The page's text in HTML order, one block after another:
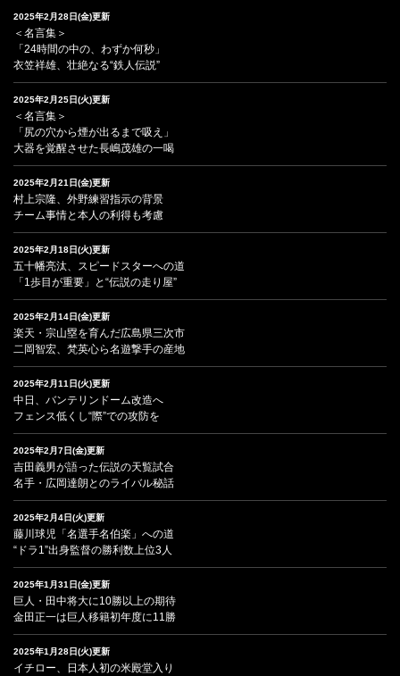
2025年2月28日(金)更新
＜名言集＞
「24時間の中の、わずか何秒」
衣笠祥雄、壮絶なる“鉄人伝説”
2025年2月25日(火)更新
＜名言集＞
「尻の穴から煙が出るまで吸え」
大器を覚醒させた長嶋茂雄の一喝
2025年2月21日(金)更新
村上宗隆、外野練習指示の背景
チーム事情と本人の利得も考慮
2025年2月18日(火)更新
五十幡亮汰、スピードスターへの道
「1歩目が重要」と“伝説の走り屋”
2025年2月14日(金)更新
楽天・宗山塁を育んだ広島県三次市
二岡智宏、梵英心ら名遊撃手の産地
2025年2月11日(火)更新
中日、バンテリンドーム改造へ
フェンス低くし“際”での攻防を
2025年2月7日(金)更新
吉田義男が語った伝説の天覧試合
名手・広岡達朗とのライバル秘話
2025年2月4日(火)更新
藤川球児「名選手名伯楽」への道
“ドラ1”出身監督の勝利数上位3人
2025年1月31日(金)更新
巨人・田中将大に10勝以上の期待
金田正一は巨人移籍初年度に11勝
2025年1月28日(火)更新
イチロー、日本人初の米殿堂入り